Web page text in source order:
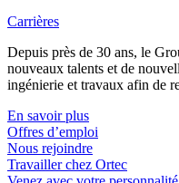
Carrières
Depuis près de 30 ans, le
nouveaux talents et de
ingénierie et travaux afin de
En savoir plus
Offres d’emploi
Nous rejoindre
Travailler chez Ortec